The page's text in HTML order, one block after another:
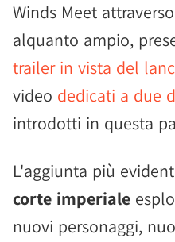
Winds Meet
alquanto ampio,
trailer in vista del
video dedicati a due
introdotti in questa
L'aggiunta più
corte imperiale
nuovi personaggi,